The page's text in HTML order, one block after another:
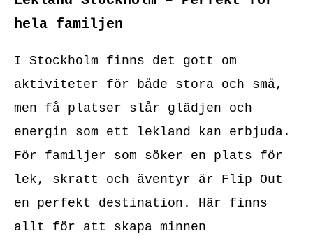
hela familjen
I Stockholm finns det gott om
aktiviteter för både stora och små,
men få platser slår glädjen och
energin som ett lekland kan erbjuda.
För familjer som söker en plats för
lek, skratt och äventyr är Flip Out
en perfekt destination. Här finns
allt för att skapa minnen